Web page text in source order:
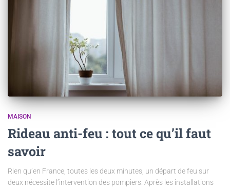
MAISON
Rideau anti-feu : tout ce qu’il faut
savoir
Rien qu’en France, toutes les deux minutes, un départ de feu sur
deux nécessite l’intervention des pompiers. Après les installations